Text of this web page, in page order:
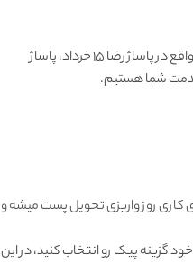
آغاز کرد، طی سالها فروشگاه حضوری در بازار تهران، واقع در پاساژ رضا 15 خرداد، پاساژ
کاری روز واریزی تحویل پست میشه و
گزینه پیک رو انتخاب کنید، در این